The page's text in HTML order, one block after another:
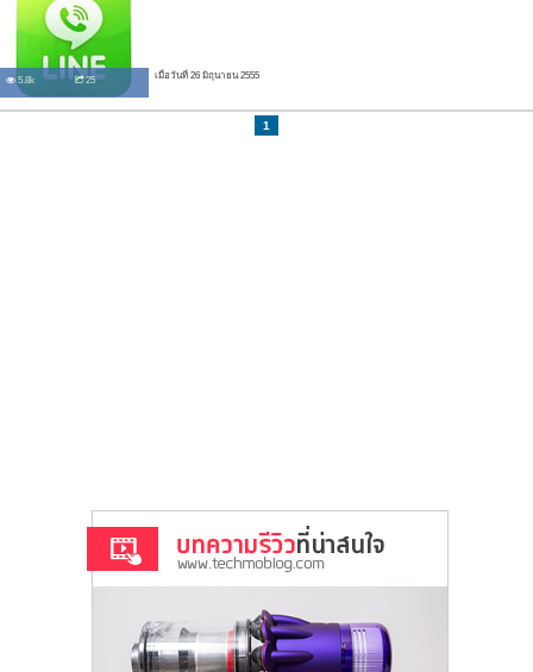
5.8k 25 เมื่อวันที่ 26 มิถุนายน 2555
1